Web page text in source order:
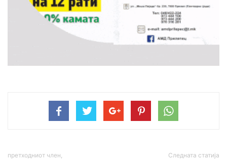
претходниот член, Следната статија